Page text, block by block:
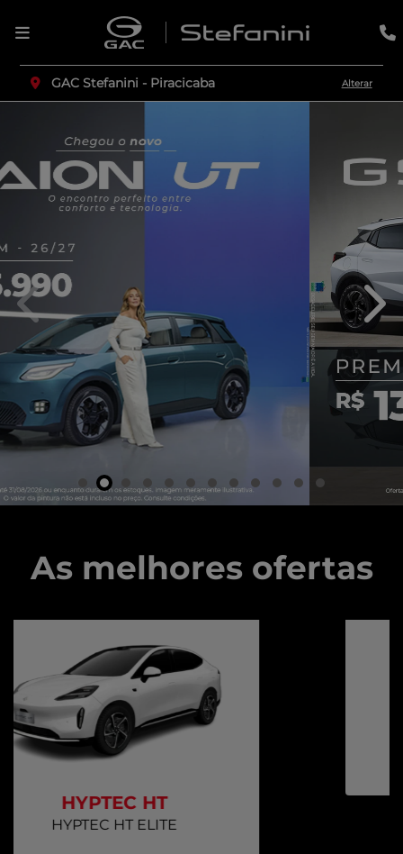
GAC Stefanini - Piracicaba Alterar
templates.template-
As melhores ofertas
AION UT
AION UT ELITE